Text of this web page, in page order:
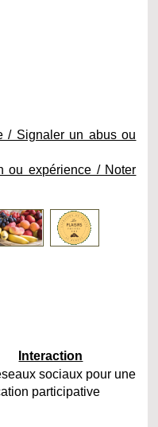
/ Signaler un abus ou
ou expérience / Noter
Interaction
sociaux pour une
participative